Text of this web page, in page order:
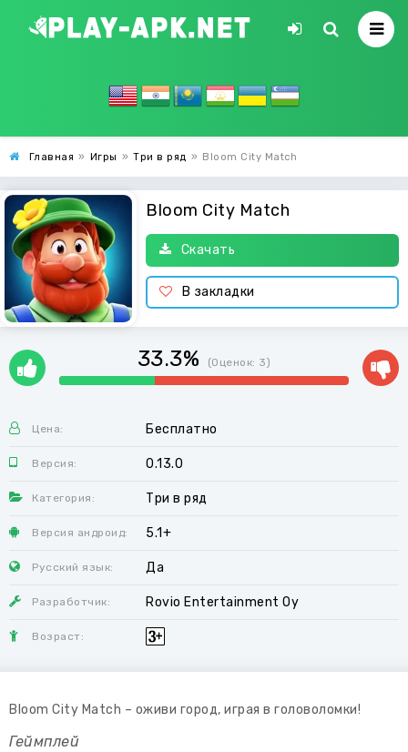
Главная » Игры » Три в ряд » Bloom City Match
Bloom City Match
Скачать
В закладки
33.3% (Оценок: 3)
Цена: Бесплатно
Версия: 0.13.0
Категория: Три в ряд
Версия андроид: 5.1+
Русский язык: Да
Разработчик: Rovio Entertainment Oy
Возраст:
Bloom City Match – оживи город, играя в головоломки!
Геймплей